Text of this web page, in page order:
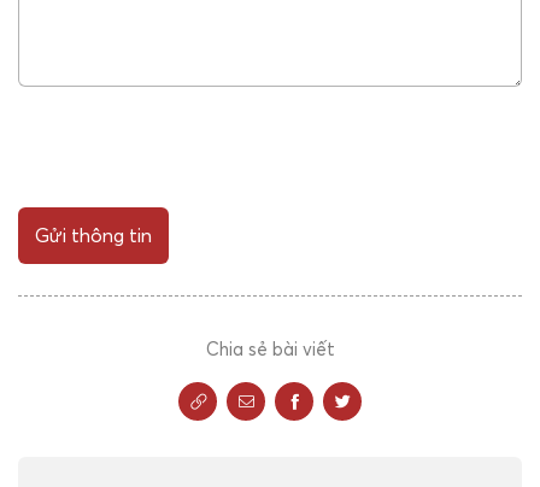
Gửi thông tin
Chia sẻ bài viết